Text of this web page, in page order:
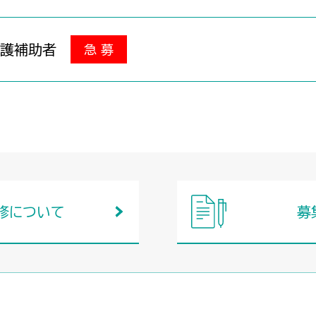
補助者 急 募
について 募